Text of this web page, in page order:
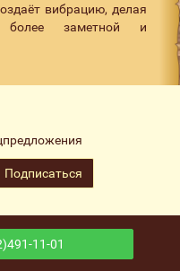
вибрацию, делая
заметной и
Подписаться
11-01